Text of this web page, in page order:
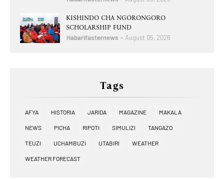
KISHINDO CHA NGORONGORO
SCHOLARSHIP FUND
Habarifasternews August 05, 2026
Tags
AFYA HISTORIA JARIDA MAGAZINE MAKALA
NEWS PICHA RIPOTI SIMULIZI TANGAZO
TEUZI UCHAMBUZI UTABIRI WEATHER
WEATHER FORECAST